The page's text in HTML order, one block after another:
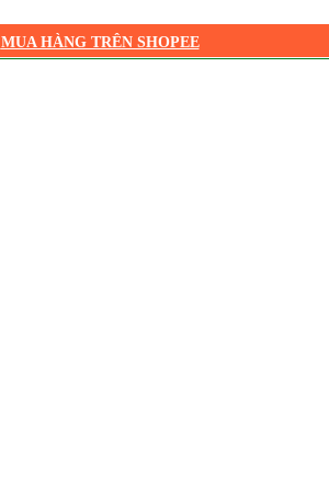
MUA HÀNG TRÊN SHOPEE